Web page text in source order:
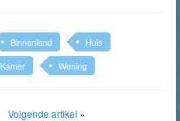
Binnenland
Huis
Kamer Woning
Volgende artikel »